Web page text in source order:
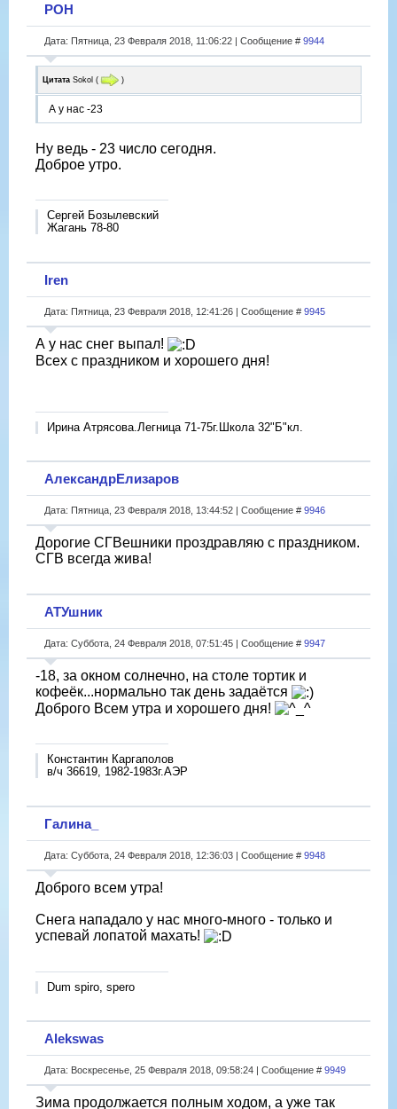
РОН
Дата: Пятница, 23 Февраля 2018, 11:06:22 | Сообщение # 9944
Цитата Sokol ( )
А у нас -23
Ну ведь - 23 число сегодня.
Доброе утро.
Сергей Бозылевский
Жагань 78-80
Iren
Дата: Пятница, 23 Февраля 2018, 12:41:26 | Сообщение # 9945
А у нас снег выпал!
Всех с праздником и хорошего дня!
Ирина Атрясова.Легница 71-75г.Школа 32"Б"кл.
АлександрЕлизаров
Дата: Пятница, 23 Февраля 2018, 13:44:52 | Сообщение # 9946
Дорогие СГВешники проздравляю с праздником.
СГВ всегда жива!
АТУшник
Дата: Суббота, 24 Февраля 2018, 07:51:45 | Сообщение # 9947
-18, за окном солнечно, на столе тортик и
кофеёк...нормально так день задаётся
Доброго Всем утра и хорошего дня!
Константин Каргаполов
в/ч 36619, 1982-1983г.АЭР
Галина_
Дата: Суббота, 24 Февраля 2018, 12:36:03 | Сообщение # 9948
Доброго всем утра!
Снега нападало у нас много-много - только и
успевай лопатой махать!
Dum spiro, spero
Alekswas
Дата: Воскресенье, 25 Февраля 2018, 09:58:24 | Сообщение # 9949
Зима продолжается полным ходом, а уже так